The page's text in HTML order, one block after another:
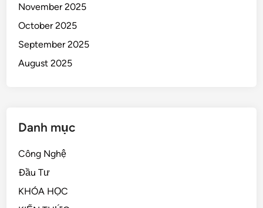
November 2025
October 2025
September 2025
August 2025
Danh mục
Công Nghệ
Đầu Tư
KHÓA HỌC